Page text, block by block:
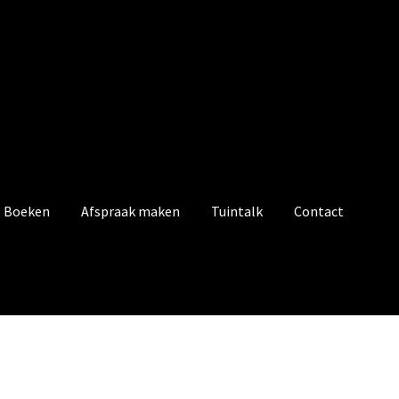
Boeken Afspraak maken Tuintalk Contact